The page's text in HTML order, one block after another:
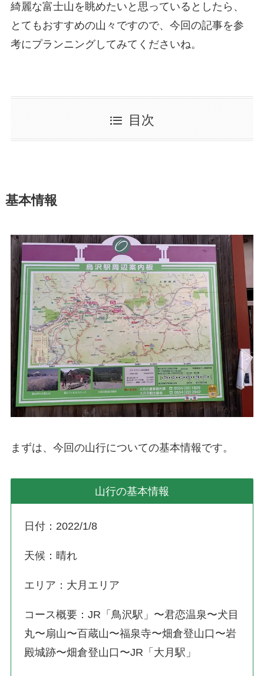
綺麗な富士山を眺めたいと思っているとしたら、
とてもおすすめの山々ですので、今回の記事を参
考にプランニングしてみてくださいね。
目次
基本情報
まずは、今回の山行についての基本情報です。
山行の基本情報
日付：2022/1/8
天候：晴れ
エリア：大月エリア
コース概要：JR「鳥沢駅」〜君恋温泉〜犬目
丸〜扇山〜百蔵山〜福泉寺〜畑倉登山口〜岩
殿城跡〜畑倉登山口〜JR「大月駅」